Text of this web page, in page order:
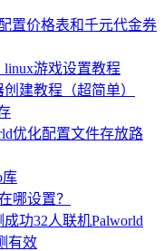
置价格表和千元代金券
游戏设置教程
建教程（超简单）
优化配置文件存放路
库
哪设置？
功32人联机Palworld
有效